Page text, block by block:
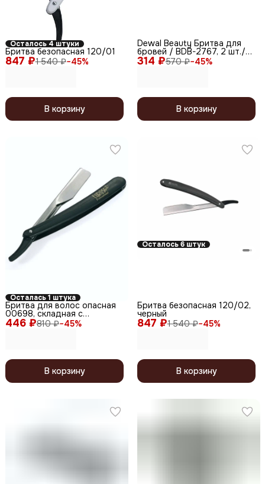
Осталось 4 штуки
847 ₽1 540 ₽−45%
Бритва безопасная 120/01
В корзину
314 ₽570 ₽−45%
Dewal Beauty Бритва для
бровей / BDB-2767, 2 шт./
уп.
В корзину
Осталась 1 штука
446 ₽810 ₽−45%
Бритва для волос опасная
00698, складная с
пластиковой ручкой. черный
В корзину
Осталось 6 штук
847 ₽1 540 ₽−45%
Бритва безопасная 120/02,
черный
В корзину